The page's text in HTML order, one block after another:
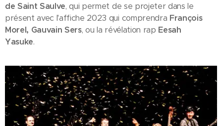
de Saint Saulve, qui permet de se projeter dans le
présent avec l'affiche 2023 qui comprendra François
Morel, Gauvain Sers, ou la révélation rap Eesah
Yasuke.